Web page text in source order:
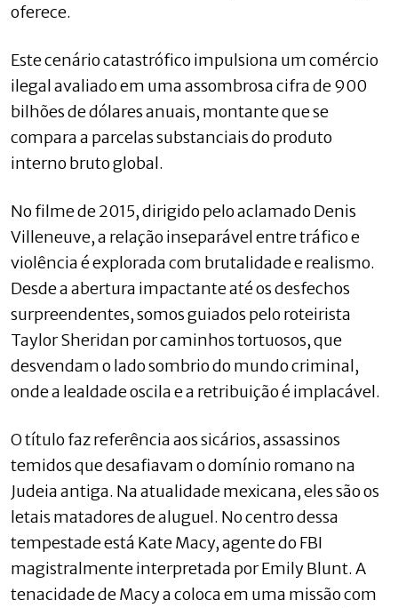
oferece.
Este cenário catastrófico impulsiona um comércio
ilegal avaliado em uma assombrosa cifra de 900
bilhões de dólares anuais, montante que se
compara a parcelas substanciais do produto
interno bruto global.
No filme de 2015, dirigido pelo aclamado Denis
Villeneuve, a relação inseparável entre tráfico e
violência é explorada com brutalidade e realismo.
Desde a abertura impactante até os desfechos
surpreendentes, somos guiados pelo roteirista
Taylor Sheridan por caminhos tortuosos, que
desvendam o lado sombrio do mundo criminal,
onde a lealdade oscila e a retribuição é implacável.
O título faz referência aos sicários, assassinos
temidos que desafiavam o domínio romano na
Judeia antiga. Na atualidade mexicana, eles são os
letais matadores de aluguel. No centro dessa
tempestade está Kate Macy, agente do FBI
magistralmente interpretada por Emily Blunt. A
tenacidade de Macy a coloca em uma missão com